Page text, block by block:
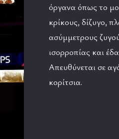
όργανα όπως το
κρίκους, δίζυγο,
ασύμμετρους
ισορροπίας και
Απευθύνεται σε
κορίτσια.